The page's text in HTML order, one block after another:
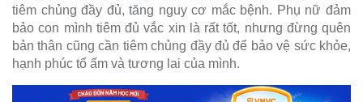
tiêm chủng đầy đủ, tăng nguy cơ mắc bệnh. Phụ nữ đảm
bảo con mình tiêm đủ vắc xin là rất tốt, nhưng đừng quên
bản thân cũng cần tiêm chủng đầy đủ để bảo vệ sức khỏe,
hạnh phúc tổ ấm và tương lai của mình.